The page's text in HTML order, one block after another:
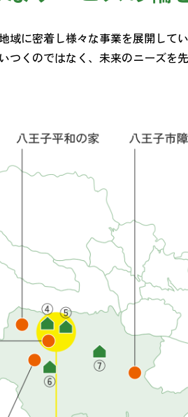
域に密着し様々な事業を展開してい
くのではなく、未来のニーズを